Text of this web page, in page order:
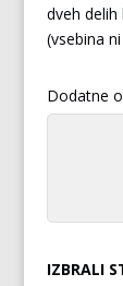
dveh
(vsebina
Dodatne
IZBRALI